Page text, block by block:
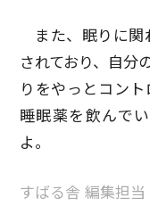
また、眠りに
されており、自分
りをやっとコント
睡眠薬を飲んで
よ。
すばる舎 編集担当